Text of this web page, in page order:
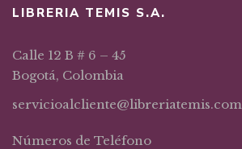
LIBRERIA TEMIS S.A.
Calle 12 B # 6 – 45
Bogotá, Colombia
servicioalcliente@libreriatemis.com
Números de Teléfono